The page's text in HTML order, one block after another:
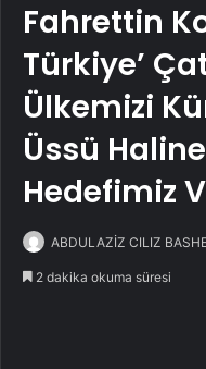
Fahrettin
Türkiye’
Ülkemizi
Üssü
Hedefimiz
ABDULAZİZ CILIZ
2 dakika okuma süresi